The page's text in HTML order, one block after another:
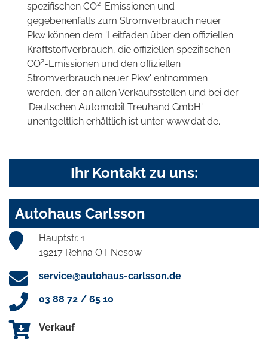
spezifischen CO2-Emissionen und
gegebenenfalls zum Stromverbrauch neuer
Pkw können dem 'Leitfaden über den offiziellen
Kraftstoffverbrauch, die offiziellen spezifischen
CO2-Emissionen und den offiziellen
Stromverbrauch neuer Pkw' entnommen
werden, der an allen Verkaufsstellen und bei der
'Deutschen Automobil Treuhand GmbH'
unentgeltlich erhältlich ist unter www.dat.de.
Ihr Kontakt zu uns:
Autohaus Carlsson
Hauptstr. 1
19217 Rehna OT Nesow
service@autohaus-carlsson.de
03 88 72 / 65 10
Verkauf